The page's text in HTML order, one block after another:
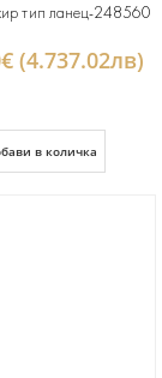
тип ланец-248560
(4.737.02лв)
в количка